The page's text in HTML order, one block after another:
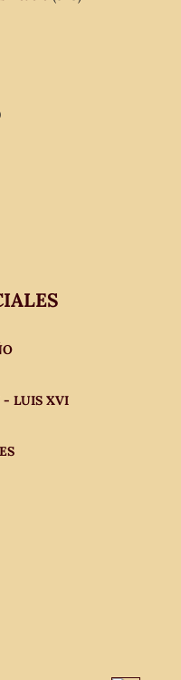
- LUIS XVI